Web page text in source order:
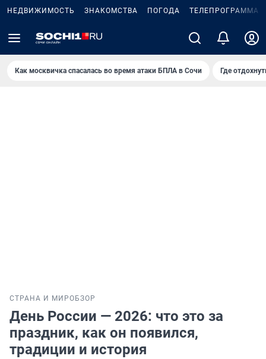
НЕДВИЖИМОСТЬ ЗНАКОМСТВА ПОГОДА ТЕЛЕПРОГРАММА
Как москвичка спасалась во время атаки БПЛА в Сочи Где
СТРАНА И МИРОБЗОР
День России — 2026: что это за
праздник, как он появился,
традиции и история